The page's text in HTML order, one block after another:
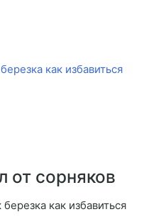
как избавиться
от сорняков